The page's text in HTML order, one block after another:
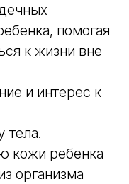
помогая
к жизни вне
и интерес к
тела.
кожи ребенка
организма